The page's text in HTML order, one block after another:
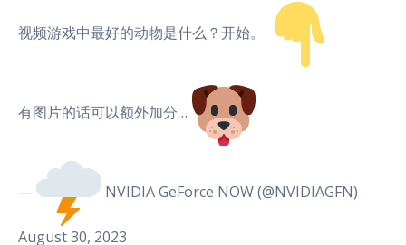
视频游戏中最好的动物是什么？开始。
有图片的话可以额外加分…
— NVIDIA GeForce NOW (@NVIDIAGFN)
August 30, 2023